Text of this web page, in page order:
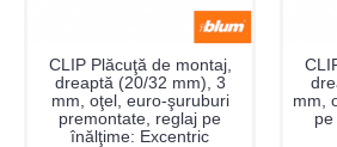
CLIP Plăcuţă de montaj,
dreaptă (20/32 mm), 3
mm, oţel, euro-şuruburi
premontate, reglaj pe
înălţime: Excentric
mm,